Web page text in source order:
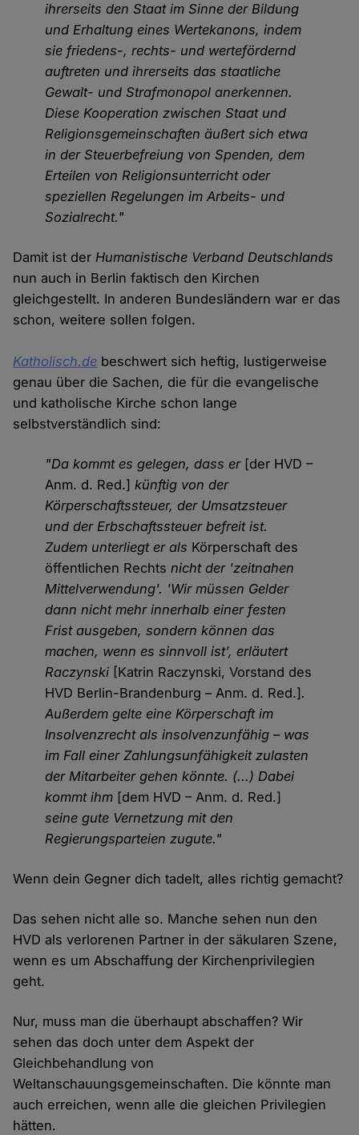
ihrerseits den Staat im Sinne der Bildung
und Erhaltung eines Wertekanons, indem
sie friedens-, rechts- und wertefördernd
auftreten und ihrerseits das staatliche
Gewalt- und Strafmonopol anerkennen.
Diese Kooperation zwischen Staat und
Religionsgemeinschaften äußert sich etwa
in der Steuerbefreiung von Spenden, dem
Erteilen von Religionsunterricht oder
speziellen Regelungen im Arbeits- und
Sozialrecht."
Damit ist derHumanistische Verband Deutschlands
nun auch in Berlin faktisch den Kirchen
gleichgestellt. In anderen Bundesländern war er das
schon, weitere sollen folgen.
Katholisch.de beschwert sich heftig, lustigerweise
genau über die Sachen, die für die evangelische
und katholische Kirche schon lange
selbstverständlich sind:
"Da kommt es gelegen, dass er [der HVD –
Anm. d. Red.]künftig von der
Körperschaftssteuer, der Umsatzsteuer
und der Erbschaftssteuer befreit ist.
Zudem unterliegt er als Körperschaft des
öffentlichen Rechts nicht der 'zeitnahen
Mittelverwendung'. 'Wir müssen Gelder
dann nicht mehr innerhalb einer festen
Frist ausgeben, sondern können das
machen, wenn es sinnvoll ist', erläutert
Raczynski [Katrin Raczynski, Vorstand des
HVD Berlin-Brandenburg – Anm. d. Red.].
Außerdem gelte eine Körperschaft im
Insolvenzrecht als insolvenzunfähig – was
im Fall einer Zahlungsunfähigkeit zulasten
der Mitarbeiter gehen könnte. (...) Dabei
kommt ihm [dem HVD – Anm. d. Red.]
seine gute Vernetzung mit den
Regierungsparteien zugute."
Wenn dein Gegner dich tadelt, alles richtig gemacht?
Das sehen nicht alle so. Manche sehen nun den
HVD als verlorenen Partner in der säkularen Szene,
wenn es um Abschaffung der Kirchenprivilegien
geht.
Nur, muss man die überhaupt abschaffen? Wir
sehen das doch unter dem Aspekt der
Gleichbehandlung von
Weltanschauungsgemeinschaften. Die könnte man
auch erreichen, wenn alle die gleichen Privilegien
hätten.